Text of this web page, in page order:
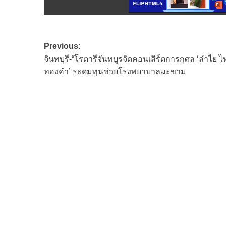
Post
navigation
Previous:
จันทบุรี-“โรตารีจันทบูรจัดคอนเสิร์ตการกุศล ‘ลำไย ไ
ทองคำ’ ระดมทุนช่วยโรงพยาบาลมะขาม